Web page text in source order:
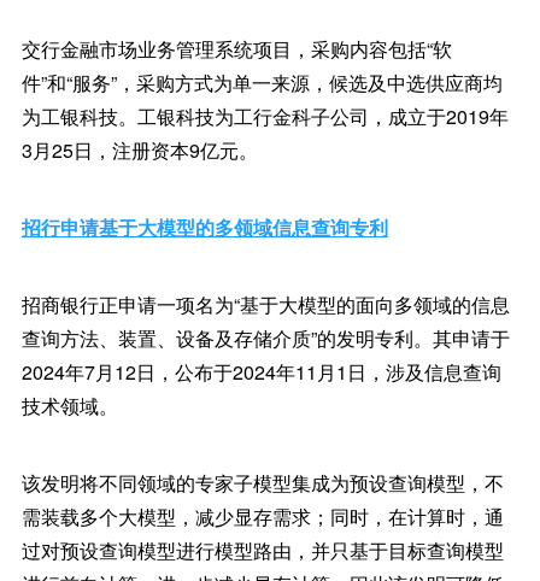
交行金融市场业务管理系统项目，采购内容包括“软
件”和“服务”，采购方式为单一来源，候选及中选供应商均
为工银科技。工银科技为工行金科子公司，成立于2019年
3月25日，注册资本9亿元。
招行申请基于大模型的多领域信息查询专利
招商银行正申请一项名为“基于大模型的面向多领域的信息
查询方法、装置、设备及存储介质”的发明专利。其申请于
2024年7月12日，公布于2024年11月1日，涉及信息查询
技术领域。
该发明将不同领域的专家子模型集成为预设查询模型，不
需装载多个大模型，减少显存需求；同时，在计算时，通
过对预设查询模型进行模型路由，并只基于目标查询模型